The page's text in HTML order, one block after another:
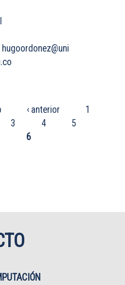
hugoordonez@uni
‹ anterior
1
3 4
5
6